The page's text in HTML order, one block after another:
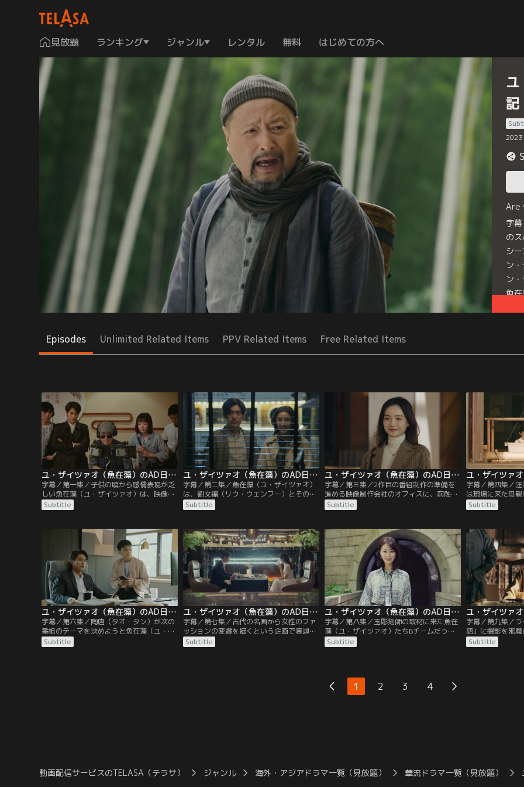
見放題 ランキング ジャンル レンタル 無料 はじめての方へ
2023
Are
字
の
シ
ン
ン
魚
Episodes Unlimited Related Items PPV Related Items Free Related Items
ユ・ザイツァオ（魚在藻）のAD日記 第01話／字幕
字幕／第一集／子供の頃から感情表現が乏
しい魚在藻（ユ・ザイツァオ）は、映像制
作会社に入社。同じ時期に文化財専門家の
陶唐（タオ・タン）も、親友に頼まれて番
（タオ・タン）が蘇（そ）州博物館でロケ
を行っていると、そこにやってきた司会者
は穆（ムー）監督と犬猿の仲の汪希寧（ワ
ン・シーニン）だった。
Subtitle
ユ・ザイツァオ（魚在藻）のAD日記 第02話／字幕
字幕／第二集／魚在藻（ユ・ザイツァオ）
は、劉文福（リウ・ウェンフー）とその娘
が仕事のことでもめているシーンを撮影
し、放送しようとしていた。しかし陶唐
なら番組を降板すると言い出す。魚在藻
（ユ・ザイツァオ）は陶唐（タオ・タン）
を説得しながら、劉文福（リウ・ウェンフ
ー）の工房へ。
Subtitle
ユ・ザイツァオ（魚在藻）のAD日記 第03話／字幕
字幕／第三集／2作目の番組制作の準備を
進める映像制作会社のオフィスに、前触れ
もなく袁迦螢（ユエン・ジアイン）ディレ
クターが現れる。袁迦螢（ユエン・ジアイ
て呼び寄せられた、魚在藻（ユ・ザイツァ
オ）のライバルとなる存在だった。魚在藻
（ユ・ザイツァオ）を辞めさせたい顧時雍
（グー・シーヨン）は…。
Subtitle
字幕／第四集／
は現場に来た母
に言われる。そ
藻（ユ・ザイツ
づれ織り工房で
イン）がつづれ
について話して
Subtitle
ユ・ザイツァオ（魚在藻）のAD日記 第06話／字幕
字幕／第六集／陶唐（タオ・タン）が次の
番組のテーマを決めようと魚在藻（ユ・ザ
イツァオ）に電話をかけると、ちょうど魚
在藻（ユ・ザイツァオ）は舒容（シュー・
Subtitle
ユ・ザイツァオ（魚在藻）のAD日記 第07話／字幕
字幕／第七集／古代の名画から女性のファ
ッションの変遷を描くという企画で袁迦瑩
（ユエン・ジアイン）に勝利した魚在藻
（ユ・ザイツァオ）。だがその後には顧時
Subtitle
ユ・ザイツァオ（魚在藻）のAD日記 第08話／字幕
字幕／第八集／玉彫刻師の取材に来た魚在
藻（ユ・ザイツァオ）たちBチームだった
が、「文化財物語」のプロデューサー方チ
ュエン（ファン・チュエン）から嫌がらせ
いい案が思い浮かばない。そんな中、汪希
寧（ワン・シーニン）の息子 黙黙（モーモ
ー）が母親を求めて会社に来てしまう。
Subtitle
字幕／第九集／
語」に撮影を邪
ツァオ）は、別
現映像を交えて
Subtitle
1 2 3 4
動画配信サービスのTELASA（テラサ） ジャンル 海外・アジアドラマ一覧（見放題） 華流ドラマ一覧（見放題）